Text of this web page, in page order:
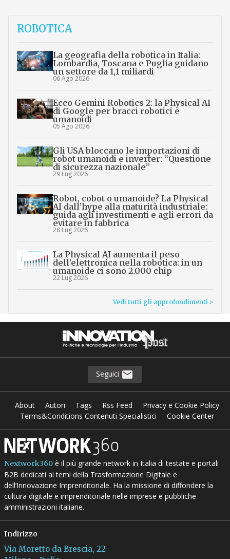
ROBOTICA
La geografia della robotica in Italia:
Lombardia, Toscana e Puglia guidano
un settore da 1,1 miliardi
06 Ago 2026
Ecco Gemini Robotics 2: la Physical AI
di Google per bracci robotici e
umanoidi
05 Ago 2026
Gli USA bloccano le importazioni di
robot umanoidi e inverter: “Questione
di sicurezza nazionale”
29 Lug 2026
Robot, cobot o umanoide? La Physical
AI dall’hype alla maturità industriale:
guida agli investimenti e agli errori da
evitare in fabbrica
28 Lug 2026
La Physical AI aumenta il peso
dell’elettronica nella robotica: in un
umanoide ci sono 2.000 chip
22 Lug 2026
Vedi tutti gli approfondimenti >
Seguici
About Autori Tags Rss Feed
Privacy e Cookie Policy
Terms&Conditions Contenuti Specialistici
Cookie Center
Nextwork360è il più grande network in Italia di testate e portali
B2B dedicati ai temi della Trasformazione Digitale e
dell’Innovazione Imprenditoriale. Ha la missione di diffondere la
cultura digitale e imprenditoriale nelle imprese e pubbliche
amministrazioni italiane.
Indirizzo
Via Moretto da Brescia, 22